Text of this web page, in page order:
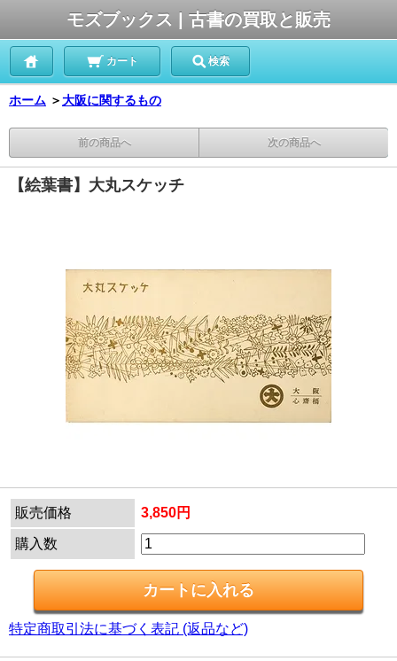
モズブックス | 古書の買取と販売
カート 検索
ホーム ＞大阪に関するもの
前の商品へ 次の商品へ
【絵葉書】大丸スケッチ
販売価格 3,850円
購入数
特定商取引法に基づく表記 (返品など)